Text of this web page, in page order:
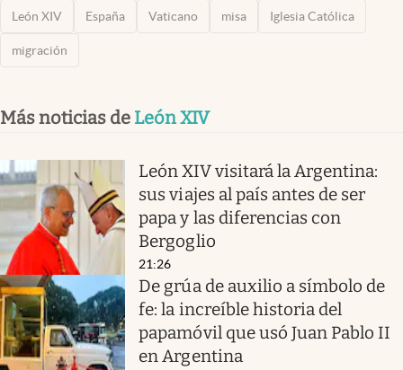
León XIV España Vaticano misa Iglesia Católica
migración
Más noticias de León XIV
León XIV visitará la Argentina:
sus viajes al país antes de ser
papa y las diferencias con
Bergoglio
21:26
De grúa de auxilio a símbolo de
fe: la increíble historia del
papamóvil que usó Juan Pablo II
en Argentina